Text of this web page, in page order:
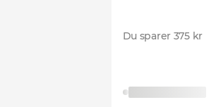
Du sparer 375 kr